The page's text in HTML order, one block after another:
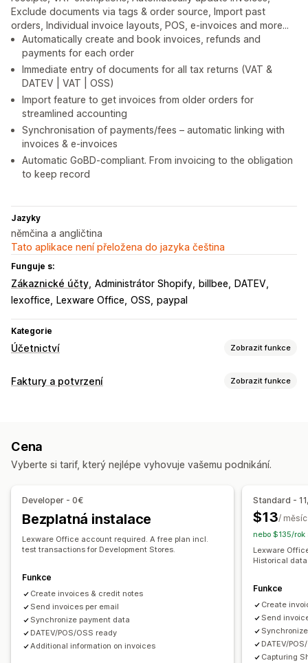
Exclude documents via tags & order source, Import past
orders, Individual invoice layouts, POS, e-invoices and more...
Automatically create and book invoices, refunds and
payments for each order
Immediate entry of documents for all tax returns (VAT &
DATEV | VAT | OSS)
Import feature to get invoices from older orders for
streamlined accounting
Synchronisation of payments/fees – automatic linking with
invoices & e-invoices
Automatic GoBD-compliant. From invoicing to the obligation
to keep record
Jazyky
němčina a angličtina
Tato aplikace není přeložena do jazyka čeština
Funguje s:
Zákaznické účty Administrátor Shopify billbee
DATEV
lexoffice
Lexware Office OSS paypal
Kategorie
Účetnictví Zobrazit funkce
Finanční výkazy
Finanční operace
Účtování a fakturace
Účty pohledávek
Daňové odpočty
Aktualizace zásob
Automatizovaná synchronizace dat
Souhrn denních prodejů Podrobnosti objednávky
Zákazníci
Mapování daně z prodeje
Sladění bankovních výpisů s účetními záznamy
Řešení chyb Import historických dat
Faktury a potvrzení Zobrazit funkce
Návrhy objednávek
Vracení peněz
Prosazování značky
Čísla faktur
E-mail odesílatele
Více měn
Více jazyků
Správa souborů
Pojmenování souborů
Automatizace e-mailů
Generování PDF Tisk a export
Zabezpečení dat
Postupné číslování
Cena
Vyberte si tarif, který nejlépe vyhovuje vašemu podnikání.
Developer - 0€
Bezplatná instalace
Lexware Office account required. A free plan incl.
test transactions for Development Stores.
Funkce
Create invoices & credit notes
Send invoices per email
Synchronize payment data
DATEV/POS/OSS ready
Additional information on invoices
Standard -
$13/ měsíc
nebo $135/rok
Lexware
Historical
Funkce
Create
Send
DATEV/
Capturing